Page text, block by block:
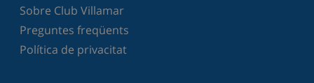
Sobre Club Villamar
Preguntes freqüents
Política de privacitat